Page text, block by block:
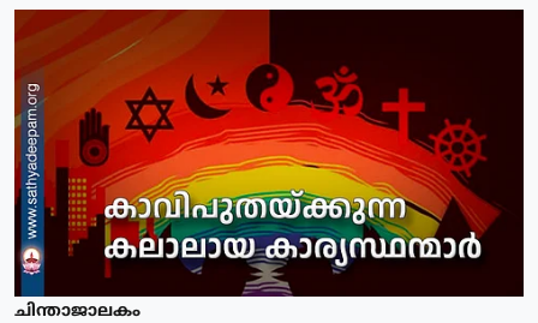
ചിന്താജാലകം